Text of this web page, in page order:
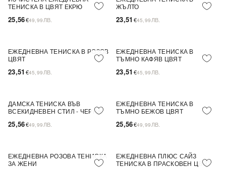
NEW IN
ТЕНИСКА В ЦВЯТ ЕКРЮ
25,56€49,99 ЛВ.
NEW IN
ЖЪЛТО
23,51 €45,99 ЛВ.
NEW IN
ЕЖЕДНЕВНА ТЕНИСКА В РОЗОВ
ЦВЯТ
23,51 €45,99 ЛВ.
NEW IN
ЕЖЕДНЕВНА ТЕНИСКА В
ТЪМНО КАФЯВ ЦВЯТ
23,51 €45,99 ЛВ.
NEW IN
ДАМСКА ТЕНИСКА ВЪВ
ВСЕКИДНЕВЕН СТИЛ - ЧЕРНА
25,56€49,99 ЛВ.
NEW IN
ЕЖЕДНЕВНА ТЕНИСКА В
ТЪМНО БЕЖОВ ЦВЯТ
25,56€49,99 ЛВ.
NEW IN
ЕЖЕДНЕВНА РОЗОВА ТЕНИСКА
ЗА ЖЕНИ
NEW IN
ЕЖЕДНЕВНА ПЛЮС САЙЗ
ТЕНИСКА В ПРАСКОВЕН ЦВЯТ